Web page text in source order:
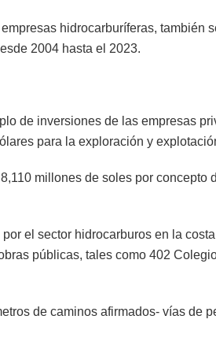
hidrocarburíferas, también
2004 hasta el 2023.
de inversiones de las empresas
para la exploración y
millones de soles por concepto
el sector hidrocarburos en la
públicas, tales como 402
de caminos afirmados- vías de